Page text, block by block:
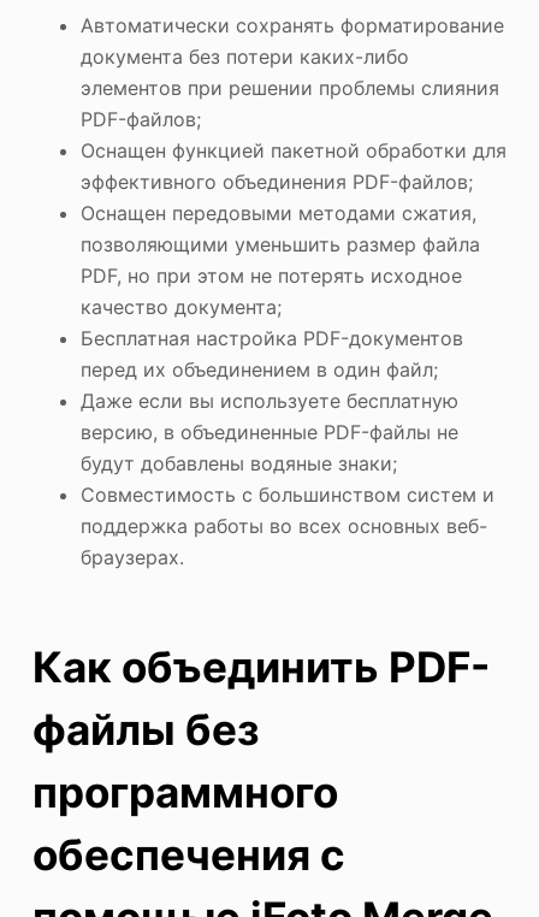
Автоматически сохранять форматирование
документа без потери каких-либо
элементов при решении проблемы слияния
PDF-файлов;
Оснащен функцией пакетной обработки для
эффективного объединения PDF-файлов;
Оснащен передовыми методами сжатия,
позволяющими уменьшить размер файла
PDF, но при этом не потерять исходное
качество документа;
Бесплатная настройка PDF-документов
перед их объединением в один файл;
Даже если вы используете бесплатную
версию, в объединенные PDF-файлы не
будут добавлены водяные знаки;
Совместимость с большинством систем и
поддержка работы во всех основных веб-
браузерах.
Как объединить PDF-
файлы без
программного
обеспечения с